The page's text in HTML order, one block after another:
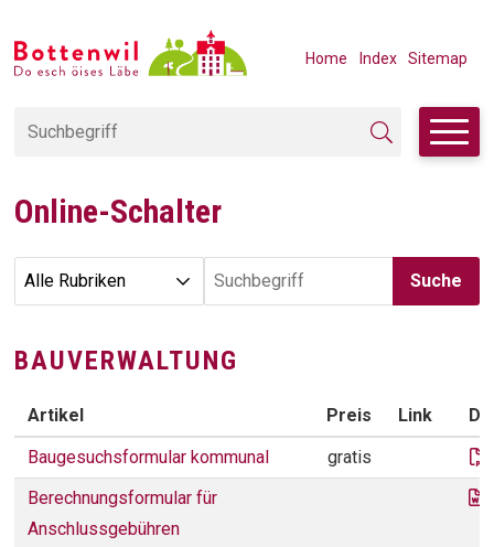
Navigieren in Bottenwil
Home Index Sitemap
Suchbegriff
Suche starten
Online-Schalter
Rubrik auswählen
Produktsuche
Suche
BAUVERWALTUNG
BAUVERWALTUNG
Artikel Preis Link
Baugesuchsformular kommunal
gratis
Berechnungsformular für
Anschlussgebühren